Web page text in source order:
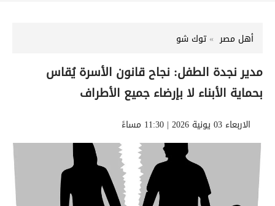
أهل مصر توك شو
مدير نجدة الطفل: نجاح قانون الأسرة يُقاس
بحماية الأبناء لا بإرضاء جميع الأطراف
الاربعاء 03 يونية 2026 | 11:30 مساءً